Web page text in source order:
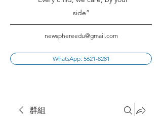
side”
newsphereedu@gmail.com
WhatsApp: 5621-8281
群組